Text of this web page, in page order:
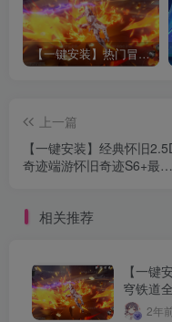
【一键安装】热门冒险策略类游戏崩坏：星穹铁道全新2.3版本一键端+一键代理+一键启动+免虚拟机
上一篇
【一键安装】经典怀旧
奇迹端游怀旧奇迹S6+最新
户端+详细教程
相关推荐
【一键
穹铁道
动+免虚
2年